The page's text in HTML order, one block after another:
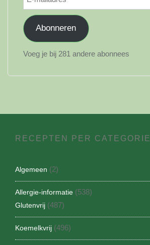
mailadres
Abonneren
Voeg je bij 281 andere abonnees
RECEPTEN PER CATEGORIE
Algemeen (2)
Allergie-informatie (538)
Glutenvrij (487)
Koemelkvrij (496)